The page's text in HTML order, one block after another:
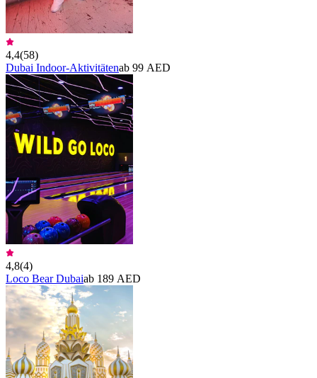
4,4(58)
Dubai Indoor-Aktivitätenab 99 AED
4,8(4)
Loco Bear Dubaiab 189 AED